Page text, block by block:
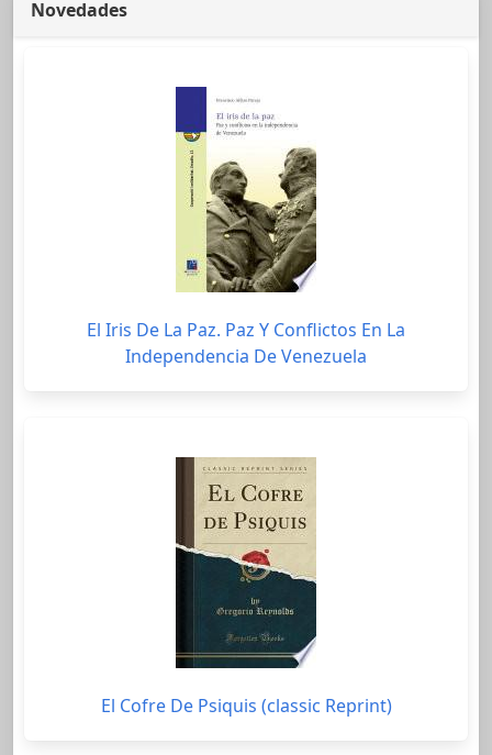
Novedades
El Iris De La Paz. Paz Y Conflictos En La
Independencia De Venezuela
El Cofre De Psiquis (classic Reprint)